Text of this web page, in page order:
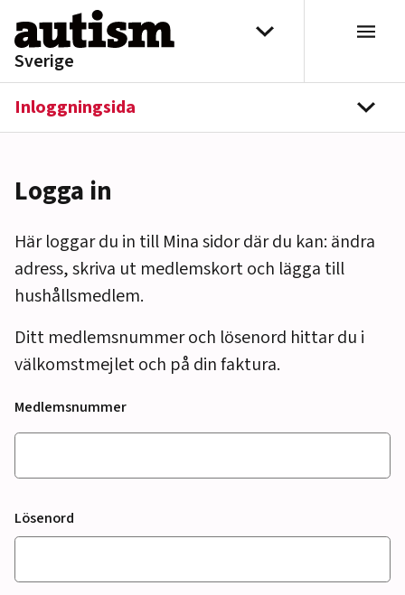
Hoppa till innehåll
Sverige
Välj distrikt
Inloggningsida
Logga in
Här loggar du in till Mina sidor där du kan: ändra
adress, skriva ut medlemskort och lägga till
hushållsmedlem.
Ditt medlemsnummer och lösenord hittar du i
välkomstmejlet och på din faktura.
Medlemsnummer
Lösenord